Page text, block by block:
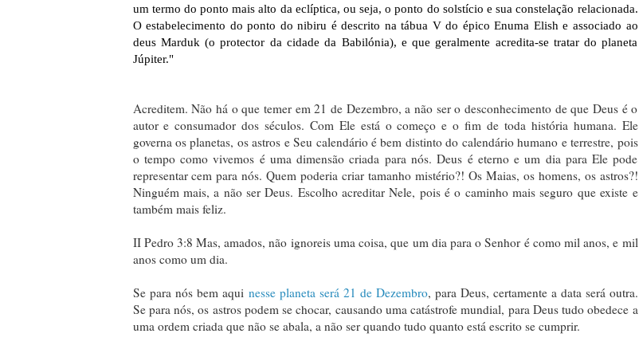
um termo do ponto mais alto da eclíptica, ou seja, o ponto do solstício e sua constelação relacionada.
O estabelecimento do ponto do nibiru é descrito na tábua V do épico Enuma Elish e associado ao
deus Marduk (o protector da cidade da Babilónia), e que geralmente acredita-se tratar do planeta
Júpiter."
Acreditem. Não há o que temer em 21 de Dezembro, a não ser o desconhecimento de que Deus é o
autor e consumador dos séculos. Com Ele está o começo e o fim de toda história humana. Ele
governa os planetas, os astros e Seu calendário é bem distinto do calendário humano e terrestre, pois
o tempo como vivemos é uma dimensão criada para nós. Deus é eterno e um dia para Ele pode
representar cem para nós. Quem poderia criar tamanho mistério?! Os Maias, os homens, os astros?!
Ninguém mais, a não ser Deus. Escolho acreditar Nele, pois é o caminho mais seguro que existe e
também mais feliz.
II Pedro 3:8 Mas, amados, não ignoreis uma coisa, que um dia para o Senhor é como mil anos, e mil
anos como um dia.
Se para nós bem aqui nesse planeta será 21 de Dezembro, para Deus, certamente a data será outra.
Se para nós, os astros podem se chocar, causando uma catástrofe mundial, para Deus tudo obedece a
uma ordem criada que não se abala, a não ser quando tudo quanto está escrito se cumprir.